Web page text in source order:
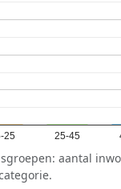
25 25-45
aantal